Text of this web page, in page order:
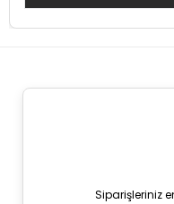
Siparişleriniz